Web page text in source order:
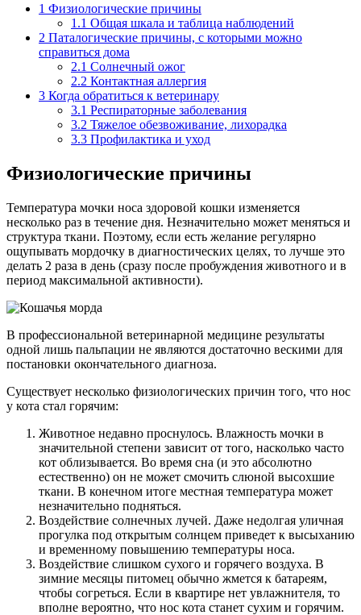
1 Физиологические причины
1.1 Общая шкала и таблица наблюдений
2 Паталогические причины, с которыми можно
справиться дома
2.1 Солнечный ожог
2.2 Контактная аллергия
3 Когда обратиться к ветеринару
3.1 Респираторные заболевания
3.2 Тяжелое обезвоживание, лихорадка
3.3 Профилактика и уход
Физиологические причины
Температура мочки носа здоровой кошки изменяется
несколько раз в течение дня. Незначительно может меняться и
структура ткани. Поэтому, если есть желание регулярно
ощупывать мордочку в диагностических целях, то лучше это
делать 2 раза в день (сразу после пробуждения животного и в
период максимальной активности).
В профессиональной ветеринарной медицине результаты
одной лишь пальпации не являются достаточно вескими для
постановки окончательного диагноза.
Существует несколько физиологических причин того, что нос
у кота стал горячим:
Животное недавно проснулось. Влажность мочки в
значительной степени зависит от того, насколько часто
кот облизывается. Во время сна (и это абсолютно
естественно) он не может смочить слюной высохшие
ткани. В конечном итоге местная температура может
незначительно подняться.
Воздействие солнечных лучей. Даже недолгая уличная
прогулка под открытым солнцем приведет к высыханию
и временному повышению температуры носа.
Воздействие слишком сухого и горячего воздуха. В
зимние месяцы питомец обычно жмется к батареям,
чтобы согреться. Если в квартире нет увлажнителя, то
вполне вероятно, что нос кота станет сухим и горячим.